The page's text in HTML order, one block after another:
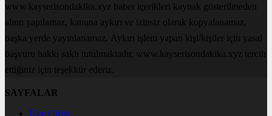
www.kayserisondakika.xyz haber içerikleri kaynak gösterilmeden
alıntı yapılamaz, kanuna aykırı ve izinsiz olarak kopyalanamaz,
başka yerde yayınlanamaz. Aykırı işlem yapan kişi/kişiler için yasal
başvuru hakkı saklı tutulmaktadır. www.kayserisondakika.xyz tercih
ettiğiniz için teşekkür ederiz.
SAYFALAR
Üye Girişi